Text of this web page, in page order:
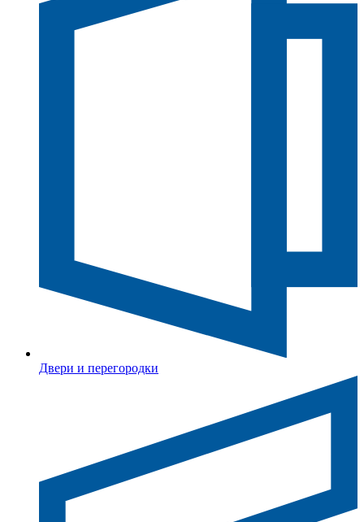
Двери и перегородки